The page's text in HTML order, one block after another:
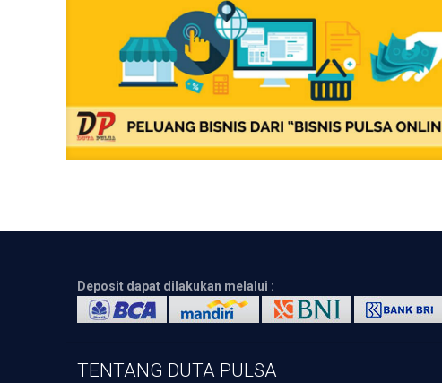
Deposit dapat dilakukan melalui :
TENTANG DUTA PULSA